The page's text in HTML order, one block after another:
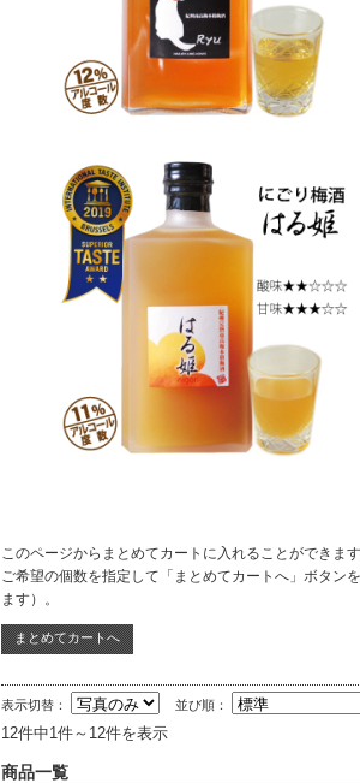
このページからまとめてカートに入れることができます
ご希望の個数を指定して「まとめてカートへ」ボタン
ます）。
表示切替： 並び順：
12件中1件～12件を表示
商品一覧